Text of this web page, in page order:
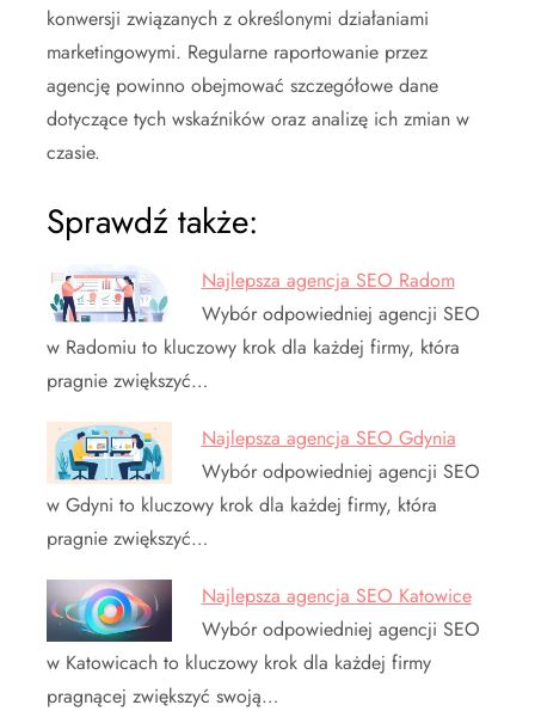
konwersji związanych z określonymi działaniami
marketingowymi. Regularne raportowanie przez
agencję powinno obejmować szczegółowe dane
dotyczące tych wskaźników oraz analizę ich zmian w
czasie.
Sprawdź także:
Najlepsza agencja SEO Radom
Wybór odpowiedniej agencji SEO
w Radomiu to kluczowy krok dla każdej firmy, która
pragnie zwiększyć…
Najlepsza agencja SEO Gdynia
Wybór odpowiedniej agencji SEO
w Gdyni to kluczowy krok dla każdej firmy, która
pragnie zwiększyć…
Najlepsza agencja SEO Katowice
Wybór odpowiedniej agencji SEO
w Katowicach to kluczowy krok dla każdej firmy
pragnącej zwiększyć swoją…